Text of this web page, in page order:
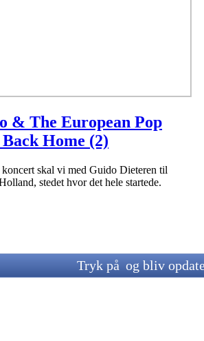
& The European Pop
Home (2)
koncert skal vi med Guido Dieteren til
stedet hvor det hele startede.
Tryk på og bliv